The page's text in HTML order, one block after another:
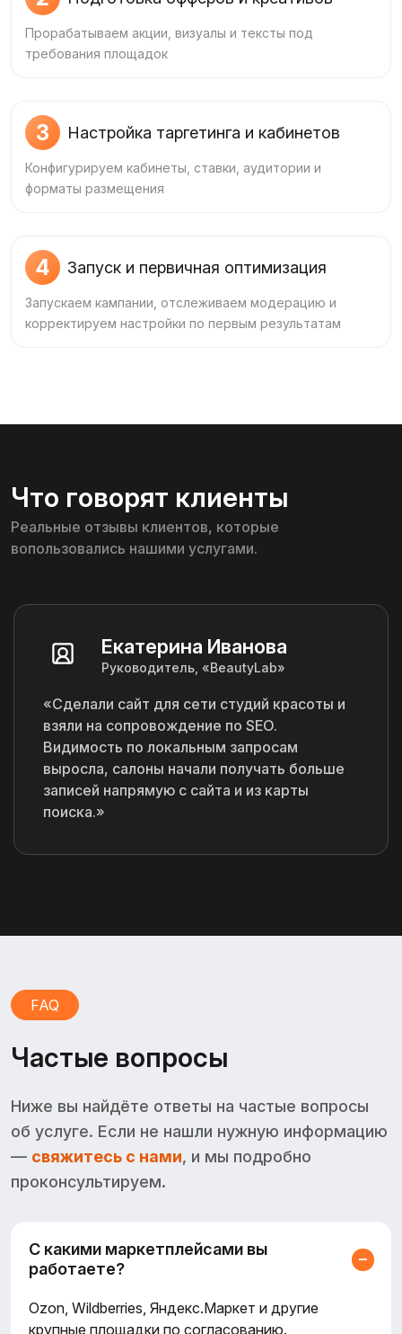
Прорабатываем акции, визуалы и тексты под
требования площадок
3 Настройка таргетинга и кабинетов
Конфигурируем кабинеты, ставки, аудитории и
форматы размещения
4 Запуск и первичная оптимизация
Запускаем кампании, отслеживаем модерацию и
корректируем настройки по первым результатам
Что говорят клиенты
Реальные отзывы клиентов, которые
вопользовались нашими услугами.
Екатерина Иванова
Руководитель, «BeautyLab»
«Сделали сайт для сети студий красоты и
взяли на сопровождение по SEO.
Видимость по локальным запросам
выросла, салоны начали получать больше
записей напрямую с сайта и из карты
поиска.»
FAQ
Частые вопросы
Ниже вы найдёте ответы на частые вопросы
об услуге. Если не нашли нужную информацию
— свяжитесь с нами, и мы подробно
проконсультируем.
С какими маркетплейсами вы
работаете?
Ozon, Wildberries, Яндекс.Маркет и другие
крупные площадки по согласованию.